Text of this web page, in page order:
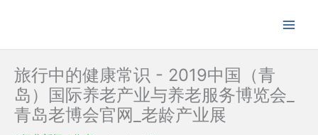
内
旅行中的健康常识 - 2019中国（青
岛）国际养老产业与养老服务博览会_
青岛老博会官网_老龄产业展